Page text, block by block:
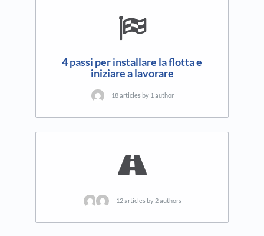
4 passi per installare la flotta e
iniziare a lavorare
18 articles by 1 author
12 articles by 2 authors